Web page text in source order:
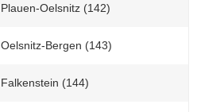
Plauen-Oelsnitz (142)
Oelsnitz-Bergen (143)
Falkenstein (144)